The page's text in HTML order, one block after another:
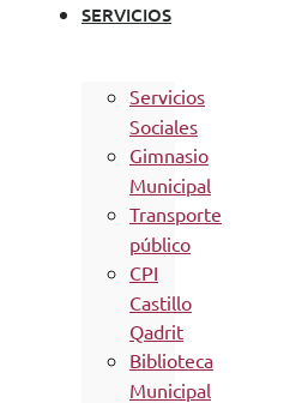
SERVICIOS
Servicios
Sociales
Gimnasio
Municipal
Transporte
público
CPI
Castillo
Qadrit
Biblioteca
Municipal